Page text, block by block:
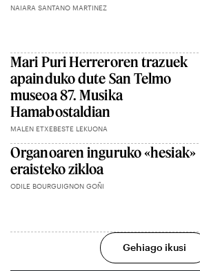
NAIARA SANTANO MARTINEZ
Mari Puri Herreroren trazuek
apainduko dute San Telmo
museoa 87. Musika
Hamabostaldian
MALEN ETXEBESTE LEKUONA
Organoaren inguruko «hesiak»
eraisteko zikloa
ODILE BOURGUIGNON GOÑI
Gehiago ikusi